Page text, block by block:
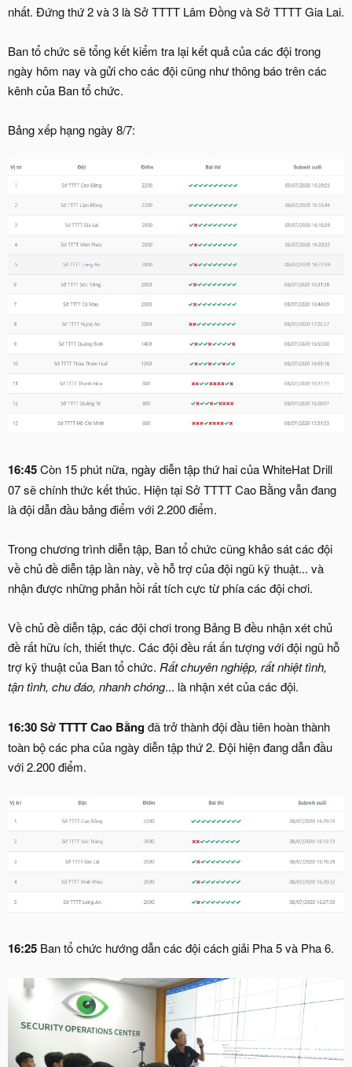
nhất. Đứng thứ 2 và 3 là Sở TTTT Lâm Đồng và Sở TTTT Gia Lai.
Ban tổ chức sẽ tổng kết kiểm tra lại kết quả của các đội trong
ngày hôm nay và gửi cho các đội cũng như thông báo trên các
kênh của Ban tổ chức.
Bảng xếp hạng ngày 8/7:
16:45Còn 15 phút nữa, ngày diễn tập thứ hai của WhiteHat Drill
07 sẽ chính thức kết thúc. Hiện tại Sở TTTT Cao Bằng vẫn đang
là đội dẫn đầu bảng điểm với 2.200 điểm.
Trong chương trình diễn tập, Ban tổ chức cũng khảo sát các đội
về chủ đề diễn tập lần này, về hỗ trợ của đội ngũ kỹ thuật... và
nhận được những phản hồi rất tích cực từ phía các đội chơi.
Về chủ đề diễn tập, các đội chơi trong Bảng B đều nhận xét chủ
đề rất hữu ích, thiết thực. Các đội đều rất ấn tượng với đội ngũ hỗ
trợ kỹ thuật của Ban tổ chức. Rất chuyên nghiệp, rất nhiệt tình,
tận tình, chu đáo, nhanh chóng... là nhận xét của các đội.
16:30 Sở TTTT Cao Bằngđã trở thành đội đầu tiên hoàn thành
toàn bộ các pha của ngày diễn tập thứ 2. Đội hiện đang dẫn đầu
với 2.200 điểm.
16:25 Ban tổ chức hướng dẫn các đội cách giải Pha 5 và Pha 6.